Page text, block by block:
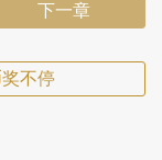
下一章
不停